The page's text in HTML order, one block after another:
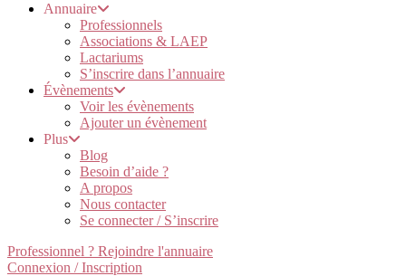
Annuaire
Professionnels
Associations & LAEP
Lactariums
S’inscrire dans l’annuaire
Évènements
Voir les évènements
Ajouter un évènement
Plus
Blog
Besoin d’aide ?
A propos
Nous contacter
Se connecter / S’inscrire
Professionnel ? Rejoindre l'annuaire
Connexion / Inscription